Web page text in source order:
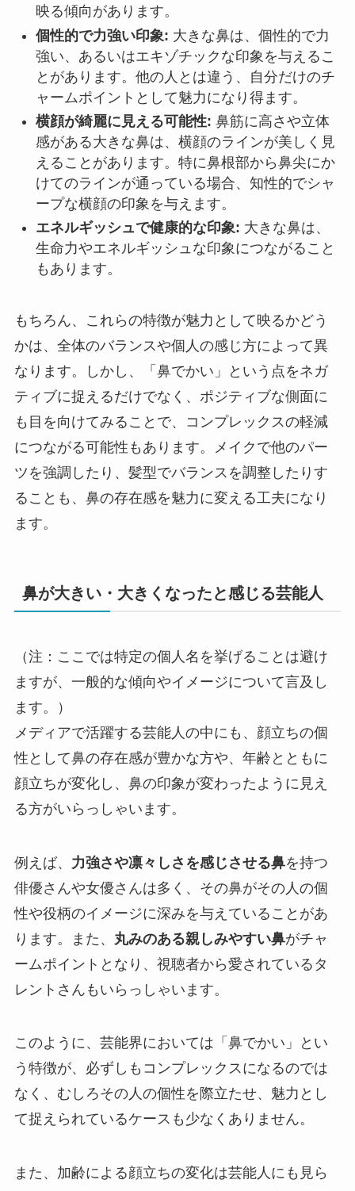
映る傾向があります。
個性的で力強い印象: 大きな鼻は、個性的で力
強い、あるいはエキゾチックな印象を与えるこ
とがあります。他の人とは違う、自分だけのチ
ャームポイントとして魅力になり得ます。
横顔が綺麗に見える可能性: 鼻筋に高さや立体
感がある大きな鼻は、横顔のラインが美しく見
えることがあります。特に鼻根部から鼻尖にか
けてのラインが通っている場合、知性的でシャ
ープな横顔の印象を与えます。
エネルギッシュで健康的な印象: 大きな鼻は、
生命力やエネルギッシュな印象につながること
もあります。
もちろん、これらの特徴が魅力として映るかどう
かは、全体のバランスや個人の感じ方によって異
なります。しかし、「鼻でかい」という点をネガ
ティブに捉えるだけでなく、ポジティブな側面に
も目を向けてみることで、コンプレックスの軽減
につながる可能性もあります。メイクで他のパー
ツを強調したり、髪型でバランスを調整したりす
ることも、鼻の存在感を魅力に変える工夫になり
ます。
鼻が大きい・大きくなったと感じる芸能人
（注：ここでは特定の個人名を挙げることは避け
ますが、一般的な傾向やイメージについて言及し
ます。）
メディアで活躍する芸能人の中にも、顔立ちの個
性として鼻の存在感が豊かな方や、年齢とともに
顔立ちが変化し、鼻の印象が変わったように見え
る方がいらっしゃいます。
例えば、 力強さや凛々しさを感じさせる鼻を持つ
俳優さんや女優さんは多く、その鼻がその人の個
性や役柄のイメージに深みを与えていることがあ
ります。また、 丸みのある親しみやすい鼻がチャ
ームポイントとなり、視聴者から愛されているタ
レントさんもいらっしゃいます。
このように、芸能界においては「鼻でかい」とい
う特徴が、必ずしもコンプレックスになるのでは
なく、むしろその人の個性を際立たせ、魅力とし
て捉えられているケースも少なくありません。
また、加齢による顔立ちの変化は芸能人にも見ら